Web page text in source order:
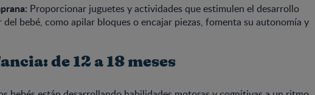
Proporcionar juguetes y actividades que estimulen el desarrollo
bebé, como apilar bloques o encajar piezas, fomenta su autonomía y
de 12 a 18 meses